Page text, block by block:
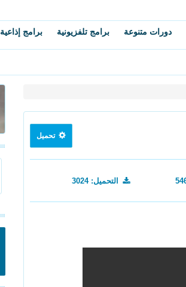
دورات متنوعة برامج تلفزيونية برامج إذاعية
تحميل
التحميل: 3024